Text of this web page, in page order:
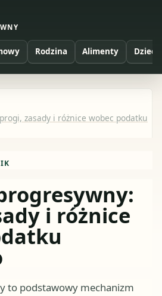
Rodzina Alimenty Dzieci
zasady i różnice wobec podatku
i różnice
to podstawowy mechanizm